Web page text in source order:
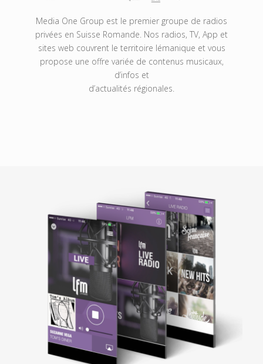
Media One Group est le premier groupe de radios
privées en Suisse Romande. Nos radios, TV, App et
sites web couvrent le territoire lémanique et vous
propose une offre variée de contenus musicaux,
d’infos et
d’actualités régionales.